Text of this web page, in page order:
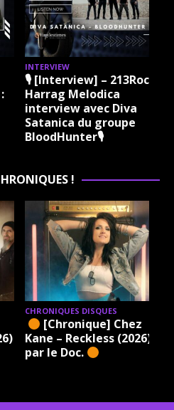
INTERVIEW
🎙 [Interview] – 213Rock
Harrag Melodica
interview avec Diva
Satanica du groupe
BloodHunter🎙
!
CHRONIQUES DISQUES
[Chronique] Chez
Kane – Reckless (2026)
par le Doc.